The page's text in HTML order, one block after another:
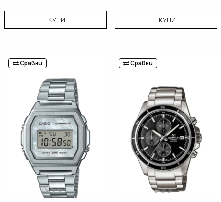
КУПИ КУПИ
Сравни Сравни